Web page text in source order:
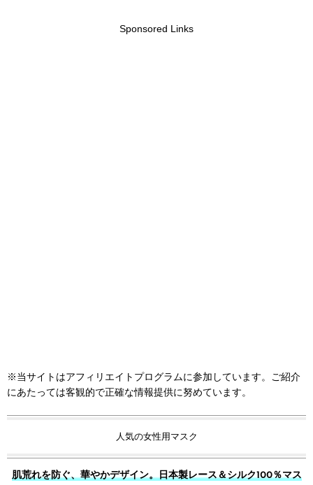
Sponsored Links
※当サイトはアフィリエイトプログラムに参加しています。ご紹介
にあたっては客観的で正確な情報提供に努めています。
人気の女性用マスク
肌荒れを防ぐ、華やかデザイン。日本製レース＆シルク100％マス